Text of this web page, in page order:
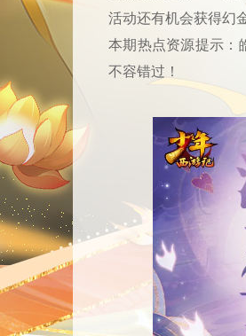
活动还有机会获得幻
本期热点资源提示：
不容错过！